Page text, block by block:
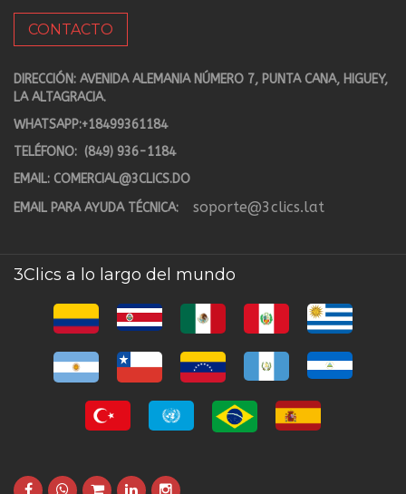
CONTACTO
DIRECCIÓN: AVENIDA ALEMANIA NÚMERO 7, PUNTA CANA, HIGUEY,
LA ALTAGRACIA.
WHATSAPP:+18499361184
TELÉFONO: (849) 936-1184
EMAIL: COMERCIAL@3CLICS.DO
EMAIL PARA AYUDA TÉCNICA:
soporte@3clics.lat
3Clics a lo largo del mundo